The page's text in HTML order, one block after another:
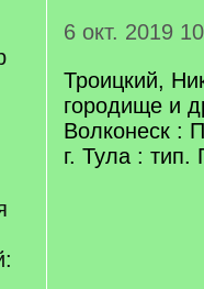
6 окт. 2019
Троицкий,
городище и
Волконеск :
г. Тула : тип.